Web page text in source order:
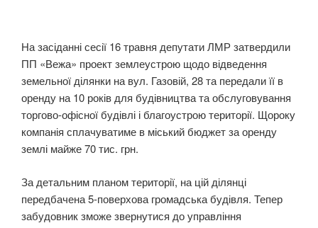
На засіданні сесії 16 травня депутати ЛМР затвердили
ПП «Вежа» проект землеустрою щодо відведення
земельної ділянки на вул. Газовій, 28 та передали її в
оренду на 10 років для будівництва та обслуговування
торгово-офісної будівлі і благоустрою території. Щороку
компанія сплачуватиме в міський бюджет за оренду
землі майже 70 тис. грн.
За детальним планом території, на цій ділянці
передбачена 5-поверхова громадська будівля. Тепер
забудовник зможе звернутися до управління